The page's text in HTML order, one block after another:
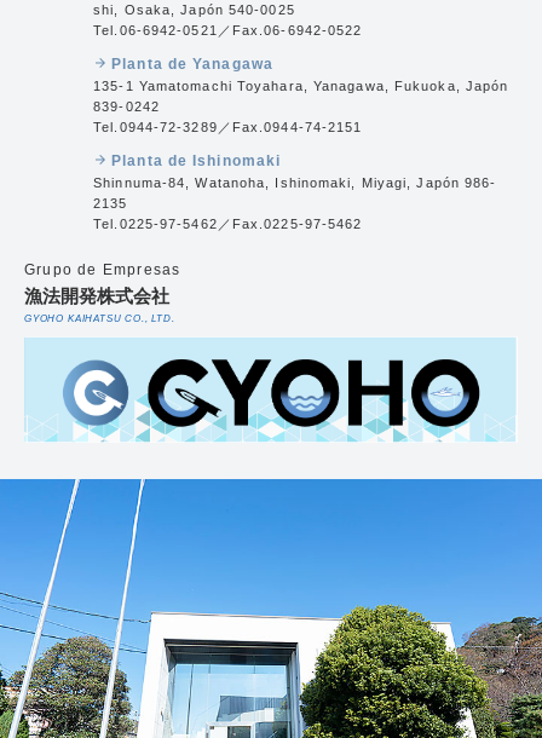
shi, Osaka, Japón 540-0025
Tel.06-6942-0521／Fax.06-6942-0522
arrow_forward Planta de Yanagawa
135-1 Yamatomachi Toyahara, Yanagawa, Fukuoka, Japón
839-0242
Tel.0944-72-3289／Fax.0944-74-2151
arrow_forward Planta de Ishinomaki
Shinnuma-84, Watanoha, Ishinomaki, Miyagi, Japón 986-
2135
Tel.0225-97-5462／Fax.0225-97-5462
Grupo de Empresas
漁法開発株式会社
GYOHO KAIHATSU CO., LTD.